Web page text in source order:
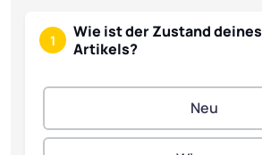
1
Wie ist der Zustand deines
Artikels?